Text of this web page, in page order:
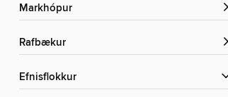
Markhópur
rafbækur
Efnisflokkur